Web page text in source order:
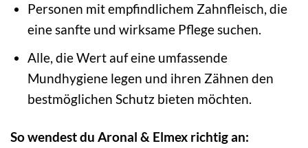
Personen mit empfindlichem Zahnfleisch, die
eine sanfte und wirksame Pflege suchen.
Alle, die Wert auf eine umfassende
Mundhygiene legen und ihren Zähnen den
bestmöglichen Schutz bieten möchten.
So wendest du Aronal & Elmex richtig an: